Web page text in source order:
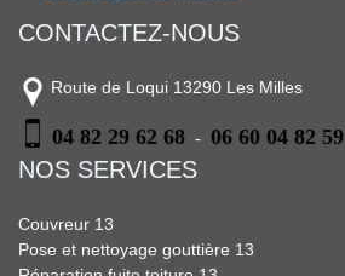
CONTACTEZ-NOUS
Route de Loqui 13290 Les Milles
04 82 29 62 68 - 06 60 04 82 59
NOS SERVICES
Couvreur 13
Pose et nettoyage gouttière 13